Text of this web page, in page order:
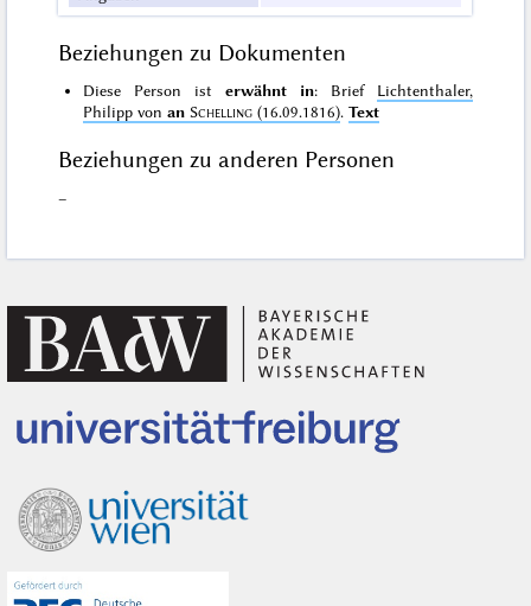
Beziehungen zu Dokumenten
Diese Person ist erwähnt in: Brief Lichtenthaler,
Philipp vonan Schelling (16.09.1816).Text
Beziehungen zu anderen Personen
–